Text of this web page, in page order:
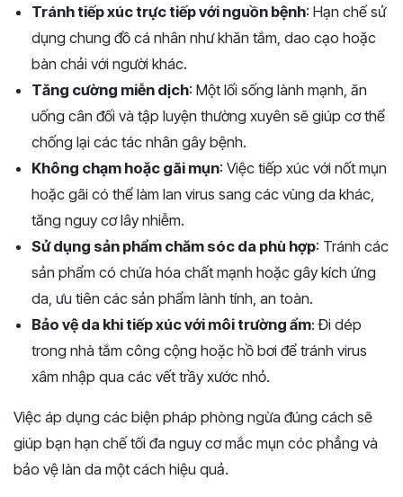
Tránh tiếp xúc trực tiếp với nguồn bệnh: Hạn chế sử
dụng chung đồ cá nhân như khăn tắm, dao cạo hoặc
bàn chải với người khác.
Tăng cường miễn dịch: Một lối sống lành mạnh, ăn
uống cân đối và tập luyện thường xuyên sẽ giúp cơ thể
chống lại các tác nhân gây bệnh.
Không chạm hoặc gãi mụn: Việc tiếp xúc với nốt mụn
hoặc gãi có thể làm lan virus sang các vùng da khác,
tăng nguy cơ lây nhiễm.
Sử dụng sản phẩm chăm sóc da phù hợp: Tránh các
sản phẩm có chứa hóa chất mạnh hoặc gây kích ứng
da, ưu tiên các sản phẩm lành tính, an toàn.
Bảo vệ da khi tiếp xúc với môi trường ẩm: Đi dép
trong nhà tắm công cộng hoặc hồ bơi để tránh virus
xâm nhập qua các vết trầy xước nhỏ.
Việc áp dụng các biện pháp phòng ngừa đúng cách sẽ
giúp bạn hạn chế tối đa nguy cơ mắc mụn cóc phẳng và
bảo vệ làn da một cách hiệu quả.